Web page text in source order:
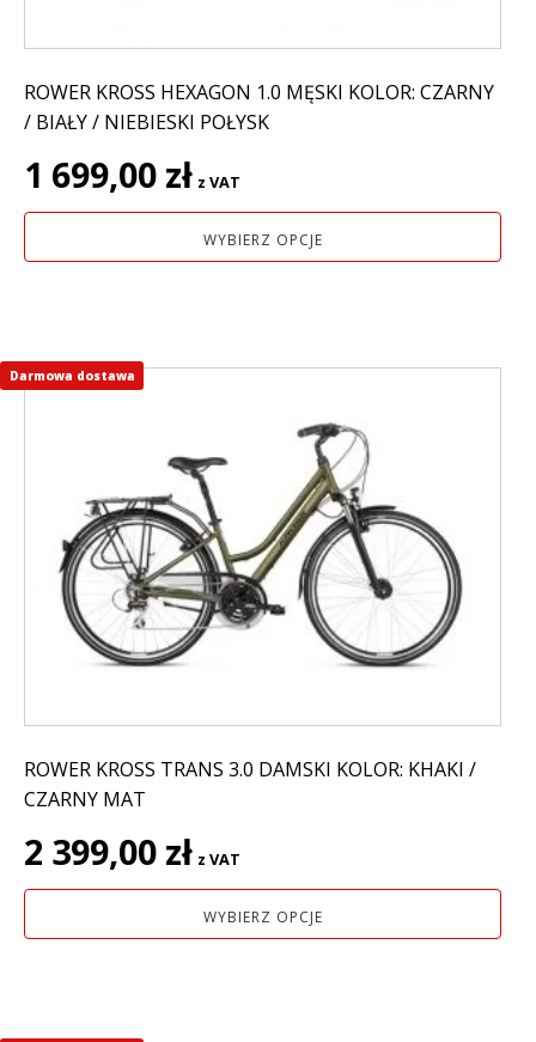
ROWER KROSS HEXAGON 1.0 MĘSKI KOLOR: CZARNY
/ BIAŁY / NIEBIESKI POŁYSK
1 699,00 zł z VAT
WYBIERZ OPCJE
ROWER KROSS TRANS 3.0 DAMSKI KOLOR: KHAKI /
CZARNY MAT
2 399,00 zł z VAT
WYBIERZ OPCJE
Ten
wariantów.
można
wybrać
stronie
Darmowa dostawa